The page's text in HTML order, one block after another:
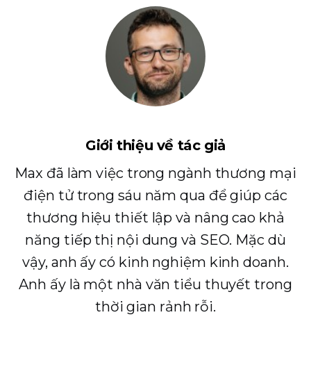
Giới thiệu về tác giả
Max đã làm việc trong ngành thương mại
điện tử trong sáu năm qua để giúp các
thương hiệu thiết lập và nâng cao khả
năng tiếp thị nội dung và SEO. Mặc dù
vậy, anh ấy có kinh nghiệm kinh doanh.
Anh ấy là một nhà văn tiểu thuyết trong
thời gian rảnh rỗi.